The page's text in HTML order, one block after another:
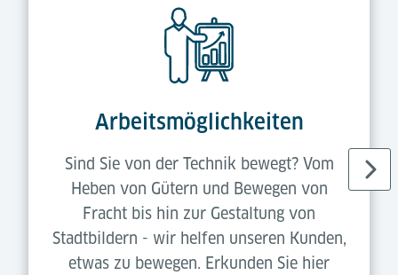
Arbeitsmöglichkeiten
Sind Sie von der Technik bewegt? Vom
Heben von Gütern und Bewegen von
Fracht bis hin zur Gestaltung von
Stadtbildern - wir helfen unseren Kunden,
etwas zu bewegen. Erkunden Sie hier